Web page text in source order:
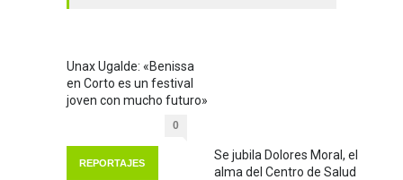
Unax Ugalde: «Benissa
en Corto es un festival
joven con mucho futuro»
0
REPORTAJES
Se jubila Dolores Moral, el
alma del Centro de Salud